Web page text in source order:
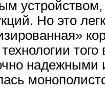
устройством,
Но это
надежными